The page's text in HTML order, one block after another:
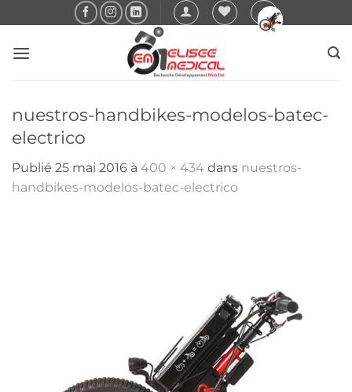
au
contenu
nuestros-handbikes-modelos-batec-
electrico
Publié 25 mai 2016 à 400 × 434 dans nuestros-
handbikes-modelos-batec-electrico